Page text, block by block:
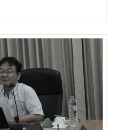
กษตร ขอร่วมชื่นชมและภาค
ามรู้สู่การสร้างนวัตกรรมและ
ได้อย่างโดดเด่นCr:อุทยาน
อาหาร Maejo Agro Food
share/18ZhSJ8uJx/
บดีฝ่ายบริหารและเทคโนโลยี
าขาวิศวกรรมอาหารเข้าร่วม
Model กับการบริหารจัดการ
ใน วันที่ 12-13 พฤษภาคม
รับเกียรติจาก "ผู้ช่วย
ยโชติ" คณะวิศวกรรมศาสตร์
ทยากรการอบรมครั้งนี้ช่วยส่ง
การวิเคราะห์ วางระบบและ
ามเป็นเลิศขององค์กร